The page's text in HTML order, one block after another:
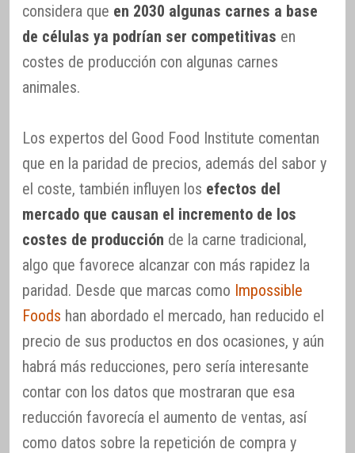
considera que en 2030 algunas carnes a base
de células ya podrían ser competitivas en
costes de producción con algunas carnes
animales.
Los expertos del Good Food Institute comentan
que en la paridad de precios, además del sabor y
el coste, también influyen los efectos del
mercado que causan el incremento de los
costes de producción de la carne tradicional,
algo que favorece alcanzar con más rapidez la
paridad. Desde que marcas como Impossible
Foods han abordado el mercado, han reducido el
precio de sus productos en dos ocasiones, y aún
habrá más reducciones, pero sería interesante
contar con los datos que mostraran que esa
reducción favorecía el aumento de ventas, así
como datos sobre la repetición de compra y